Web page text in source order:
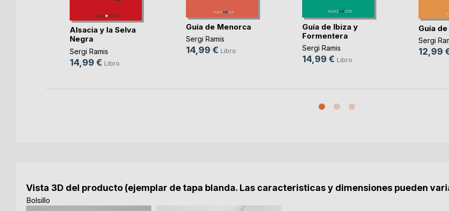
Alsacia y la Selva
Negra
Sergi Ramis
14,99 € Libro
Guía de Menorca
Sergi Ramis
14,99 € Libro
Guía de Ibiza y
Formentera
Sergi Ramis
14,99 € Libro
Guía
Sergi
12,99
Vista 3D del producto (ejemplar de tapa blanda. Las caracteristicas y dimensiones pueden
Bolsillo